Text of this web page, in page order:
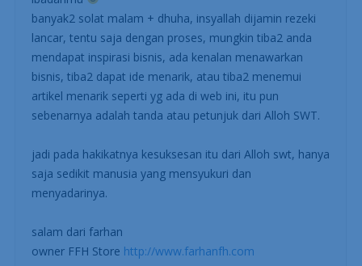
banyak2 solat malam + dhuha, insyallah dijamin rezeki
lancar, tentu saja dengan proses, mungkin tiba2 anda
mendapat inspirasi bisnis, ada kenalan menawarkan
bisnis, tiba2 dapat ide menarik, atau tiba2 menemui
artikel menarik seperti yg ada di web ini, itu pun
sebenarnya adalah tanda atau petunjuk dari Alloh SWT.
jadi pada hakikatnya kesuksesan itu dari Alloh swt, hanya
saja sedikit manusia yang mensyukuri dan
menyadarinya.
salam dari farhan
owner FFH Store http://www.farhanfh.com